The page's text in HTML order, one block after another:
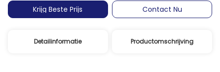
Krijg Beste Prijs
Contact Nu
Detailinformatie Productomschrijving